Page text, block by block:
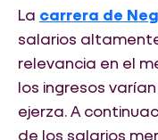
La carrera de
salarios
relevancia en el
los ingresos
ejerza. A
de los salarios